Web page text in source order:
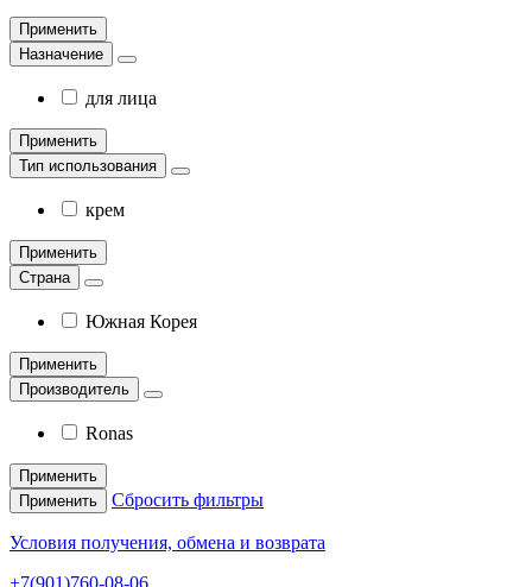
Применить
Назначение
для лица
Применить
Тип использования
крем
Применить
Страна
Южная Корея
Применить
Производитель
Ronas
Применить
Применить
Сбросить фильтры
Условия получения, обмена и возврата
+7(901)760-08-06